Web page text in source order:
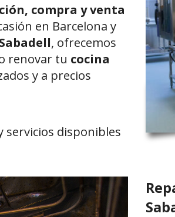
compra y venta
en Barcelona y
Sabadell, ofrecemos
renovar tu cocina
y a precios
servicios disponibles